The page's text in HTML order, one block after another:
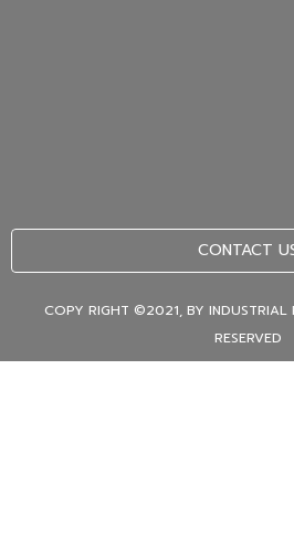
CONTACT
COPY RIGHT ©2021, BY INDUSTRIAL
RESERVED